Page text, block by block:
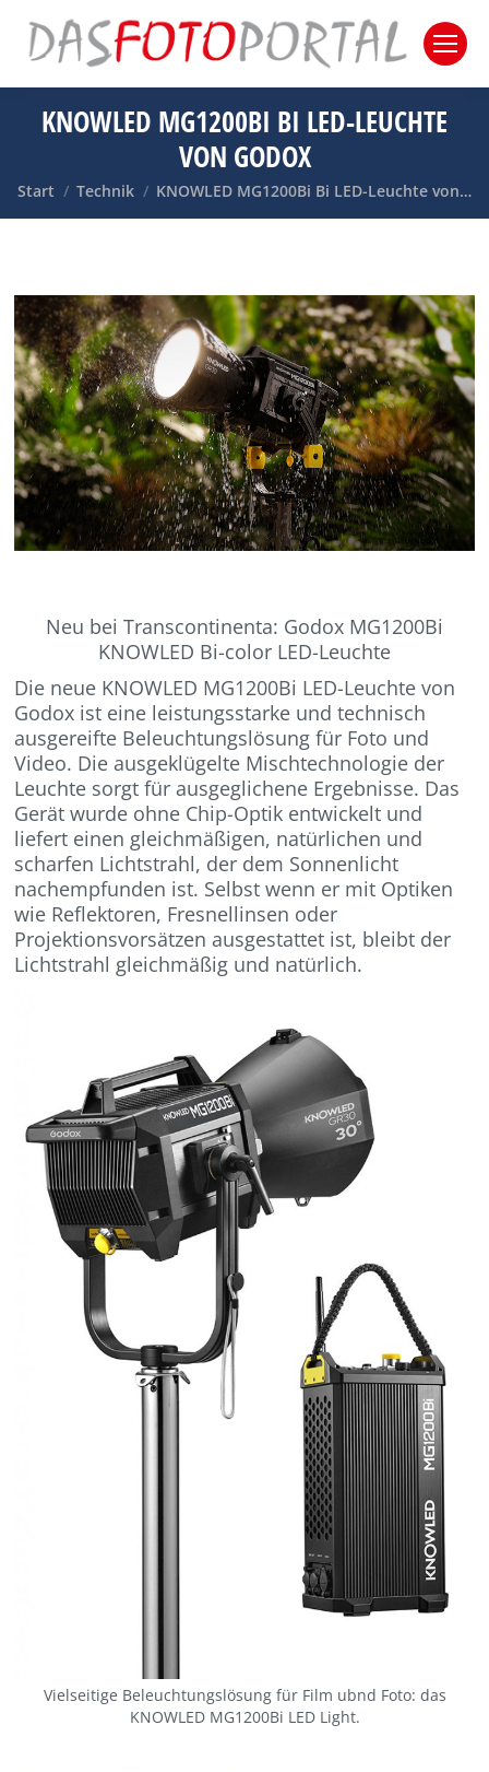
KNOWLED MG1200BI BI LED-LEUCHTE
VON GODOX
Sie befinden sich hier:
Start Technik KNOWLED MG1200Bi Bi LED-Leuchte von…
Neu bei Transcontinenta: Godox MG1200Bi
KNOWLED Bi-color LED-Leuchte
Die neue KNOWLED MG1200Bi LED-Leuchte von
Godox ist eine leistungsstarke und technisch
ausgereifte Beleuchtungslösung für Foto und
Video. Die ausgeklügelte Mischtechnologie der
Leuchte sorgt für ausgeglichene Ergebnisse. Das
Gerät wurde ohne Chip-Optik entwickelt und
liefert einen gleichmäßigen, natürlichen und
scharfen Lichtstrahl, der dem Sonnenlicht
nachempfunden ist. Selbst wenn er mit Optiken
wie Reflektoren, Fresnellinsen oder
Projektionsvorsätzen ausgestattet ist, bleibt der
Lichtstrahl gleichmäßig und natürlich.
Vielseitige Beleuchtungslösung für Film ubnd Foto: das
KNOWLED MG1200Bi LED Light.